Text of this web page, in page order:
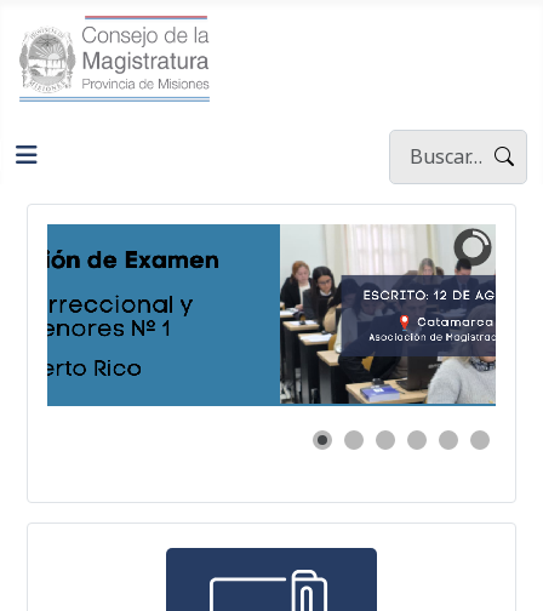
Buscar
Type 2 or more